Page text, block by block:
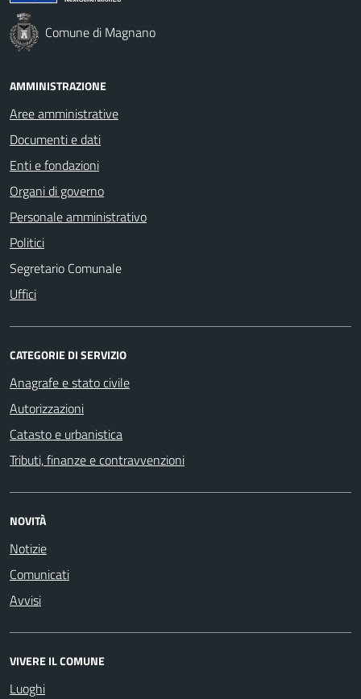
Comune di Magnano
AMMINISTRAZIONE
Aree amministrative
Documenti e dati
Enti e fondazioni
Organi di governo
Personale amministrativo
Politici
Segretario Comunale
Uffici
CATEGORIE DI SERVIZIO
Anagrafe e stato civile
Autorizzazioni
Catasto e urbanistica
Tributi, finanze e contravvenzioni
NOVITÀ
Notizie
Comunicati
Avvisi
VIVERE IL COMUNE
Luoghi